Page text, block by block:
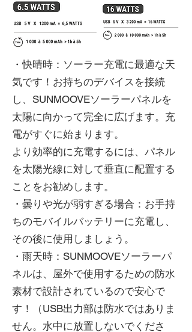
・快晴時：ソーラー充電に最適な天
気です！お持ちのデバイスを接続
し、SUNMOOVEソーラーパネルを
太陽に向かって完全に広げます。充
電がすぐに始まります。
より効率的に充電するには、パネル
を太陽光線に対して垂直に配置する
ことをお勧めします。
・曇りや光が弱すぎる場合：お手持
ちのモバイルバッテリーに充電し、
その後に使用しましょう。
・雨天時：SUNMOOVEソーラーパ
ネルは、屋外で使用するための防水
素材で設計されているので安心で
す！（USB出力部は防水ではありま
せん。水中に放置しないでくださ